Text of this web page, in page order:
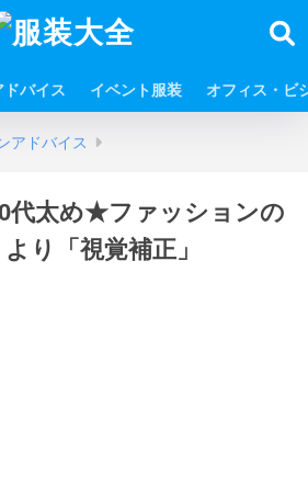
ドバイス イベント服装 オフィス・ビ
アドバイス
代太め★ファッションの
り「視覚補正」